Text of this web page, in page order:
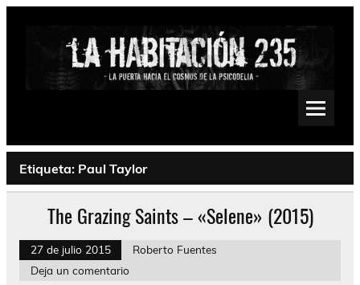
Saltar
Psychedelic, Stoner, Doom, Sludge, Fuzz, Space, Drone
Etiqueta: Paul Taylor
The Grazing Saints – «Selene» (2015)
27 de julio 2015
Roberto Fuentes
Deja un comentario